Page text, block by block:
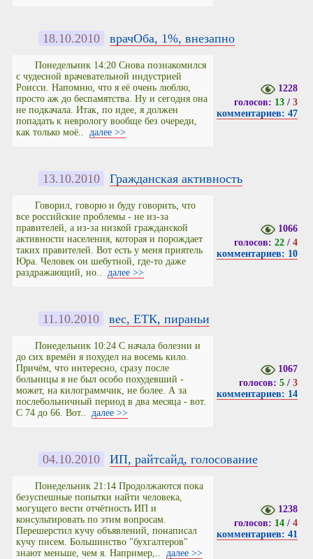
18.10.2010 врачОба, 1%, внезапно
Понедельник 14:20 Снова познакомился
с чудесной врачевательной индустрией
Роисси. Напомню, что я её очень люблю,
просто аж до беспамятства. Ну и сегодня она
не подкачала. Итак, по идее, я должен
попадать к неврологу вообще без очереди,
как только моё.. далее >>
1228
голосов: 13/ 3
комментариев: 47
13.10.2010 Гражданская активность
Говорил, говорю и буду говорить, что
все российские проблемы - не из-за
правителей, а из-за низкой гражданской
активности населения, которая и порождает
таких правителей. Вот есть у меня приятель
Юра. Человек он шебутной, где-то даже
раздражающий, но.. далее >>
1066
голосов: 22/ 4
комментариев: 10
11.10.2010 вес, ЕТК, пираньи
Понедельник 10:24 С начала болезни и
до сих времён я похудел на восемь кило.
Причём, что интересно, сразу после
больницы я не был особо похудевший -
может, на килограммчик, не более. А за
послебольничный период в два месяца - вот.
С 74 до 66. Вот.. далее >>
1067
голосов: 5/ 3
комментариев: 14
04.10.2010 ИП, райтсайд, голосование
Понедельник 21:14 Продолжаются пока
безуспешные попытки найти человека,
могущего вести отчётность ИП и
консультировать по этим вопросам.
Перешерстил кучу объявлений, понаписал
кучу писем. Большинство "бухгалтеров"
знают меньше, чем я. Например,.. далее >>
1238
голосов: 14/ 4
комментариев: 41